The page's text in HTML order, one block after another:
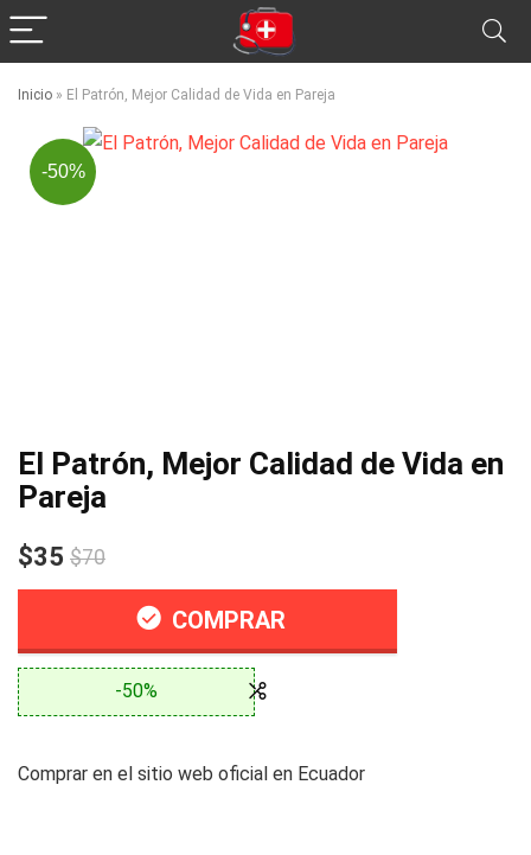
Inicio » El Patrón, Mejor Calidad de Vida en Pareja
-50%
El Patrón, Mejor Calidad de Vida en
Pareja
$35 $70
COMPRAR
-50%
Comprar en el sitio web oficial en Ecuador